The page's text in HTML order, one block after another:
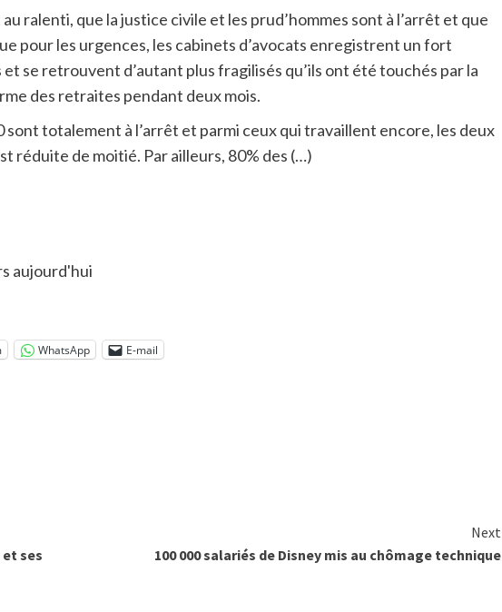
ralenti, que la justice civile et les prud’hommes sont à l’arrêt et que
pour les urgences, les cabinets d’avocats enregistrent un fort
se retrouvent d’autant plus fragilisés qu’ils ont été touchés par la
des retraites pendant deux mois.
sont totalement à l’arrêt et parmi ceux qui travaillent encore, les deux
réduite de moitié. Par ailleurs, 80% des (…)
aujourd'hui
WhatsApp E-mail
ses
Next
100 000 salariés de Disney mis au chômage technique